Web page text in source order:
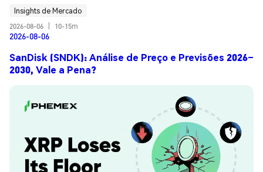
Insights de Mercado
2026-08-06
10-15m
2026-08-06
SanDisk (SNDK): Análise de Preço e Previsões 2026–
2030, Vale a Pena?